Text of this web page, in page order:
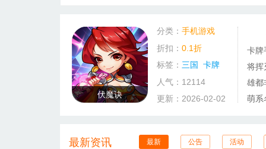
伏魔诀
分类： 手机游戏
折扣： 0.1折
标签： 三国
卡牌
人气：12114
更新：2026-02-02
卡牌
将挥
雄都
萌系
最新资讯 最新 公告 活动